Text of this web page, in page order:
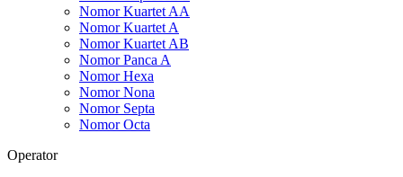
Nomor Kuartet AA
Nomor Kuartet A
Nomor Kuartet AB
Nomor Panca A
Nomor Hexa
Nomor Nona
Nomor Septa
Nomor Octa
Operator